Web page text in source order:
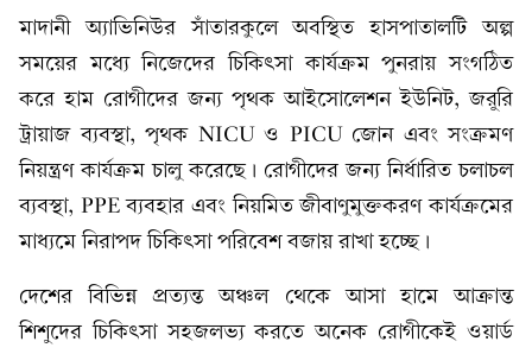
মাদানী অ্যাভিনিউর সাঁতারকুলে অবস্থিত হাসপাতালটি অল্প
সময়ের মধ্যে নিজেদের চিকিৎসা কার্যক্রম পুনরায় সংগঠিত
করে হাম রোগীদের জন্য পৃথক আইসোলেশন ইউনিট, জরুরি
ট্রায়াজ ব্যবস্থা, পৃথক NICU ও PICU জোন এবং সংক্রমণ
নিয়ন্ত্রণ কার্যক্রম চালু করেছে। রোগীদের জন্য নির্ধারিত চলাচল
ব্যবস্থা, PPE ব্যবহার এবং নিয়মিত জীবাণুমুক্তকরণ কার্যক্রমের
মাধ্যমে নিরাপদ চিকিৎসা পরিবেশ বজায় রাখা হচ্ছে।
দেশের বিভিন্ন প্রত্যন্ত অঞ্চল থেকে আসা হামে আক্রান্ত
শিশুদের চিকিৎসা সহজলভ্য করতে অনেক রোগীকেই ওয়ার্ড